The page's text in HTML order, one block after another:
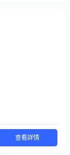
查看詳情